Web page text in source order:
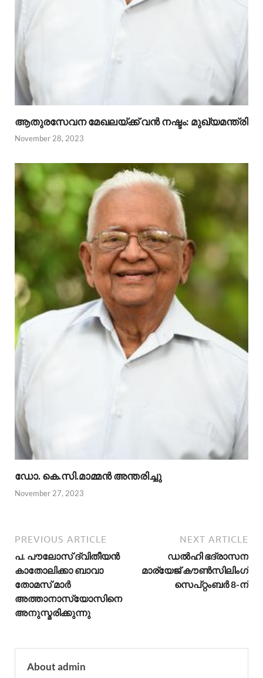
ആതുരസേവന മേഖലയ്ക്ക് വൻ നഷ്ടം: മുഖ്യമന്ത്രി
November 28, 2023
ഡോ. കെ.സി.മാമ്മൻ അന്തരിച്ചു
November 27, 2023
PREVIOUS ARTICLE
പ. പൗലോസ് ദ്വിതീയന്‍
കാതോലിക്കാ ബാവാ
തോമസ് മാര്‍
അത്താനാസ്യോസിനെ
അനുസ്മരിക്കുന്നു
NEXT ARTICLE
ഡല്‍ഹി ഭദ്രാസന
മാര്യേജ് കൗണ്‍സിലിംഗ്
സെപ്റ്റംബര്‍ 8-ന്
About admin